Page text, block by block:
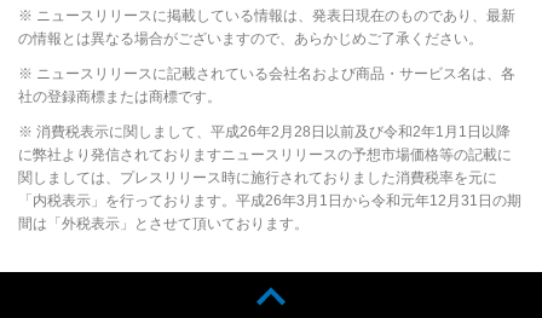
※ ニュースリリースに掲載している情報は、発表日現在のものであり、最新
の情報とは異なる場合がございますので、あらかじめご了承ください。
※ ニュースリリースに記載されている会社名および商品・サービス名は、各
社の登録商標または商標です。
※ 消費税表示に関しまして、平成26年2月28日以前及び令和2年1月1日以降
に弊社より発信されておりますニュースリリースの予想市場価格等の記載に
関しましては、プレスリリース時に施行されておりました消費税率を元に
「内税表示」を行っております。平成26年3月1日から令和元年12月31日の期
間は「外税表示」とさせて頂いております。